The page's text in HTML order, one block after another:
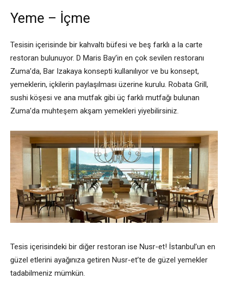
Yeme – İçme
Tesisin içerisinde bir kahvaltı büfesi ve beş farklı a la carte
restoran bulunuyor. D Maris Bay’in en çok sevilen restoranı
Zuma’da, Bar Izakaya konsepti kullanılıyor ve bu konsept,
yemeklerin, içkilerin paylaşılması üzerine kurulu. Robata Grill,
sushi köşesi ve ana mutfak gibi üç farklı mutfağı bulunan
Zuma’da muhteşem akşam yemekleri yiyebilirsiniz.
Tesis içerisindeki bir diğer restoran ise Nusr-et! İstanbul’un en
güzel etlerini ayağınıza getiren Nusr-et’te de güzel yemekler
tadabilmeniz mümkün.